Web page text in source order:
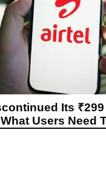
Its
What Users Need